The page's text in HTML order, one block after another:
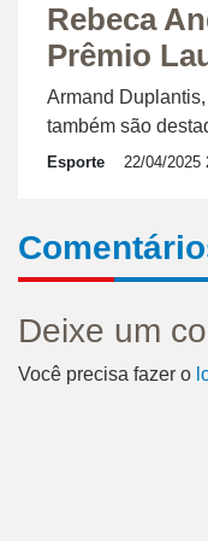
Rebeca
Prêmio
Armand
também são
Esporte 22/04/2025
Deixe um
Você precisa fazer o